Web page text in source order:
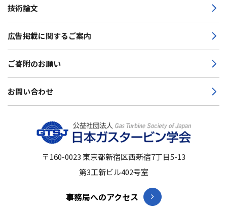
〒160-0023 東京都新宿区西新宿7丁目5-13
第3工新ビル402号室
事務局へのアクセス
技術論文
広告掲載に関するご案内
ご寄附のお願い
お問い合わせ